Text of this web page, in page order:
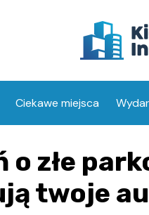
Ciekawe miejsca
o złe
twoje